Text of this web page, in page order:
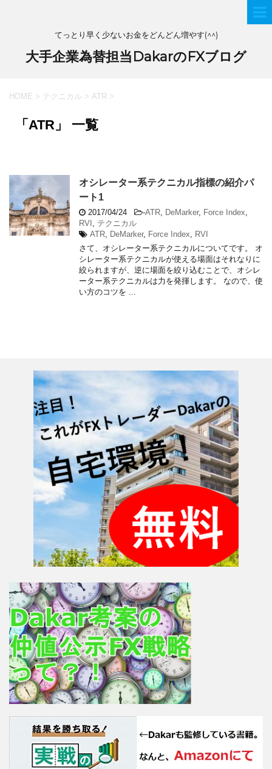
てっとり早く少ないお金をどんどん増やす(^^)
大手企業為替担当DakarのFXブログ
HOME > テクニカル > ATR >
「ATR」 一覧
オシレーター系テクニカル指標の紹介パ
ート1
2017/04/24 -ATR DeMarker, Force Index
RVI
テクニカル
ATR DeMarker, Force Index
RVI
さて、オシレーター系テクニカルについてです。 オ
シレーター系テクニカルが使える場面はそれなりに
絞られますが、逆に場面を絞り込むことで、オシレ
ーター系テクニカルは力を発揮します。 なので、使
い方のコツを ...